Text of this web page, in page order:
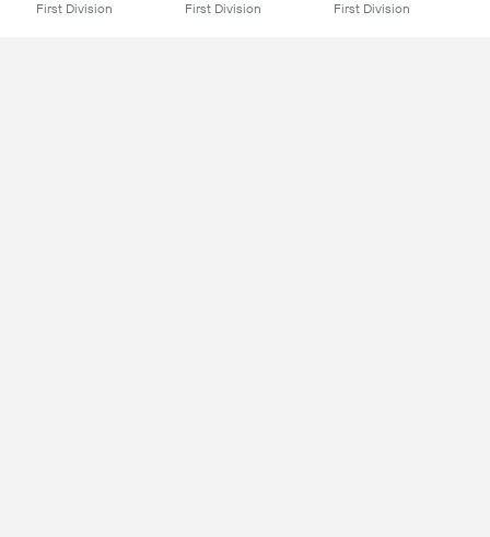
First Division First Division First Division